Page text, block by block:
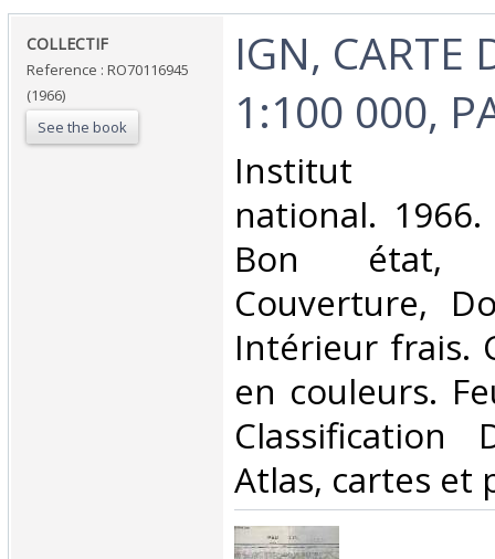
‎COLLECTIF‎
Reference : RO70116945
(1966)
See the book
‎IGN, CARTE
1:100 000,
‎Institut
national.
Bon état,
Couverture,
Intérieur frais.
en couleurs.
Classification
Atlas, cartes et